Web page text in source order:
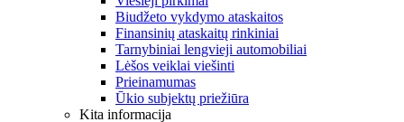
Biudžeto vykdymo ataskaitos
Finansinių ataskaitų rinkiniai
Tarnybiniai lengvieji automobiliai
Lėšos veiklai viešinti
Prieinamumas
Ūkio subjektų priežiūra
Kita informacija